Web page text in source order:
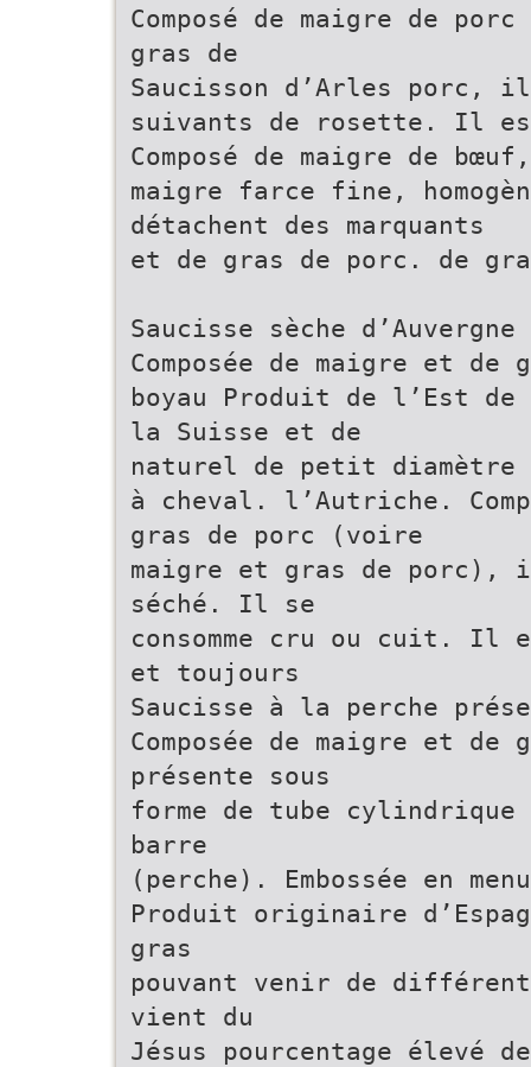
Composé de maigre de
gras de
Saucisson d’Arles porc,
suivants de rosette. Il
Composé de maigre de
maigre farce fine,
détachent des marquants
et de gras de porc. de
Saucisse sèche d’Auvergne
Composée de maigre et de
boyau Produit de l’Est
la Suisse et de
naturel de petit diamètre
à cheval. l’Autriche.
gras de porc (voire
maigre et gras de porc),
séché. Il se
consomme cru ou cuit. Il
et toujours
Saucisse à la perche
Composée de maigre et
présente sous
forme de tube
barre
(perche). Embossée en
Produit originaire
gras
pouvant venir de
vient du
Jésus pourcentage élevé